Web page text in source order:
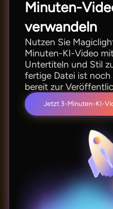
Minuten-
verwandeln
Nutzen Sie
Minuten-KI-Video
Untertiteln und Stil
fertige Datei ist noch
bereit zur
Jetzt 3-Minuten-KI-